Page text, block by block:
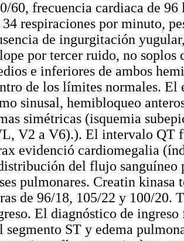
60, frecuencia cardiaca de
34 respiraciones por minuto,
de ingurgitación
por tercer ruido, no
e inferiores de ambos
de los límites normales. El
sinusal, hemibloqueo
simétricas (isquemia
V2 a V6).). El intervalo QT
evidenció cardiomegalia
del flujo sanguíneo
pulmonares. Creatin
de 96/18, 105/22 y 100/20.
El diagnóstico de
segmento ST y edema